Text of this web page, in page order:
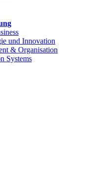
und Innovation
& Organisation
Systems